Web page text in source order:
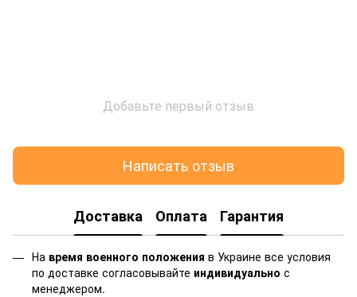
Добавьте первый отзыв
Написать отзыв
Доставка Оплата Гарантия
На время военного положения в Украине все условия
по доставке согласовывайте индивидуально с
менеджером.